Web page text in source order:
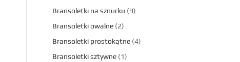
Bransoletki na sznurku
9
Bransoletki owalne 2
Bransoletki prostokątne 4
Bransoletki sztywne 1